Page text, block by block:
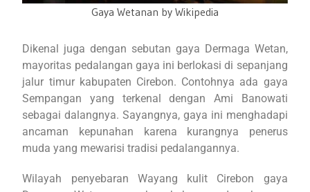
Gaya Wetanan by Wikipedia
Dikenal juga dengan sebutan gaya Dermaga Wetan,
mayoritas pedalangan gaya ini berlokasi di sepanjang
jalur timur kabupaten Cirebon. Contohnya ada gaya
Sempangan yang terkenal dengan Ami Banowati
sebagai dalangnya. Sayangnya, gaya ini menghadapi
ancaman kepunahan karena kurangnya penerus
muda yang mewarisi tradisi pedalangannya.
Wilayah penyebaran Wayang kulit Cirebon gaya